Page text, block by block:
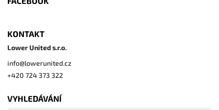
KONTAKT
Lower United s.r.o.
info@lowerunited.cz
+420 724 373 322
VYHLEDÁVÁNÍ